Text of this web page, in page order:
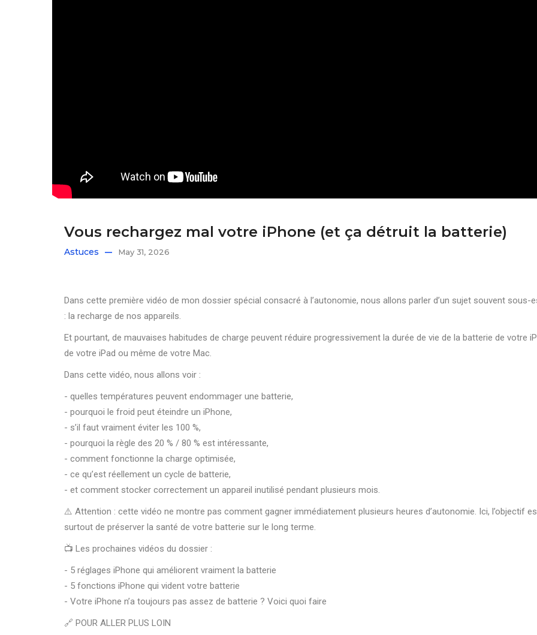
Vous rechargez mal votre iPhone (et ça détruit la batterie)
Astuces May 31, 2026
Dans cette première vidéo de mon dossier spécial consacré à l’autonomie, nous allons parler d’un sujet souvent sous-
: la recharge de nos appareils.
Et pourtant, de mauvaises habitudes de charge peuvent réduire progressivement la durée de vie de la batterie de votre
de votre iPad ou même de votre Mac.
Dans cette vidéo, nous allons voir :
- quelles températures peuvent endommager une batterie,
- pourquoi le froid peut éteindre un iPhone,
- s’il faut vraiment éviter les 100 %,
- pourquoi la règle des 20 % / 80 % est intéressante,
- comment fonctionne la charge optimisée,
- ce qu’est réellement un cycle de batterie,
- et comment stocker correctement un appareil inutilisé pendant plusieurs mois.
⚠️ Attention : cette vidéo ne montre pas comment gagner immédiatement plusieurs heures d’autonomie. Ici, l’objectif
surtout de préserver la santé de votre batterie sur le long terme.
📺 Les prochaines vidéos du dossier :
- 5 réglages iPhone qui améliorent vraiment la batterie
- 5 fonctions iPhone qui vident votre batterie
- Votre iPhone n’a toujours pas assez de batterie ? Voici quoi faire
🔗 POUR ALLER PLUS LOIN